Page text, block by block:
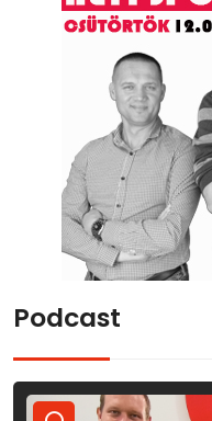
Podcast